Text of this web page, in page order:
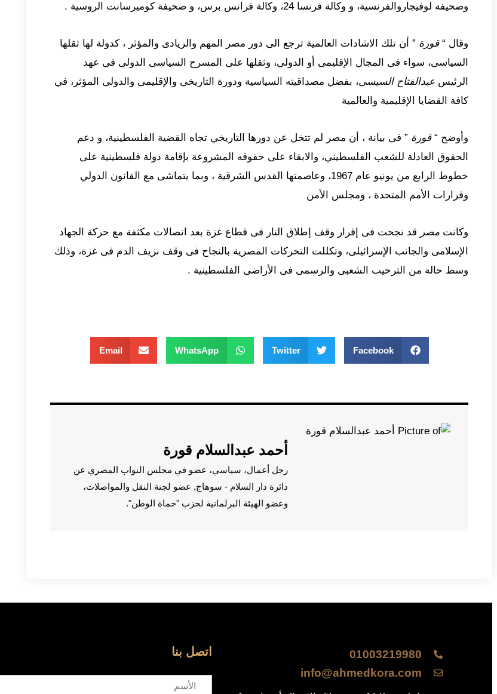
وصحيفة لوفيجاروالفرنسية، و وكالة فرنسا 24، وكالة فرانس برس، و صحيفة كوميرسانت الروسية .
وقال “ قورة ” أن تلك الاشادات العالمية ترجع الى دور مصر المهم والريادى والمؤثر ، كدولة لها ثقلها
السياسى، سواء فى المجال الإقليمى أو الدولى، وثقلها على المسرح السياسى الدولى فى عهد
الرئيس عبدالفتاح السيسى، بفضل مصداقيته السياسية ودورة التاريخى والإقليمى والدولى المؤثر، في
كافة القضايا الإقليمية والعالمية
وأوضح “ قورة ” فى بيانة ، أن مصر لم تتخل عن دورها التاريخي تجاه القضية الفلسطينية، و دعم
الحقوق العادلة للشعب الفلسطيني، والابقاء على حقوقه المشروعة بإقامة دولة فلسطينية على
خطوط الرابع من يونيو عام 1967، وعاصمتها القدس الشرقية ، وبما يتماشى مع القانون الدولي
وقرارات الأمم المتحدة ، ومجلس الأمن
وكانت مصر قد نجحت فى إقرار وقف إطلاق النار فى قطاع غزة بعد اتصالات مكثفة مع حركة الجهاد
الإسلامى والجانب الإسرائيلى، وتكللت التحركات المصرية بالنجاح فى وقف نزيف الدم فى غزة، وذلك
وسط حالة من الترحيب الشعبى والرسمى فى الأراضى الفلسطينية .
Facebook
Twitter
WhatsApp
Email
أحمد عبدالسلام قورة
رجل أعمال، سياسي، عضو في مجلس النواب المصري عن
دائرة دار السلام - سوهاج, عضو لجنة النقل والمواصلات،
وعضو الهيئة البرلمانية لحزب "حماة الوطن".
01003219980
info@ahmedkora.com
اتصل بنا